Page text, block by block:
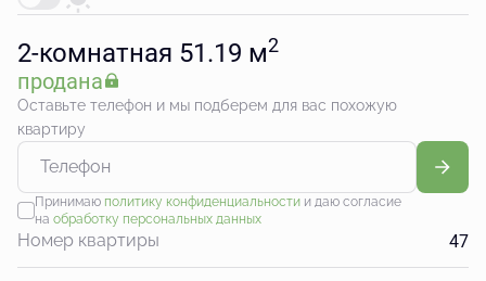
2-комнатная 51.19 м2
продана
Оставьте телефон и мы подберем для вас похожую
квартиру
Принимаю политику конфиденциальностии даю согласие
на обработку персональных данных
Номер квартиры 47